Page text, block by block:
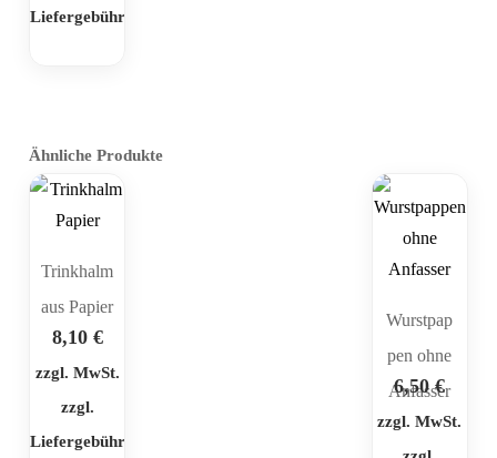
Liefergebühr
Ähnliche Produkte
Trinkhalm
aus Papier
8,10 €
zzgl. MwSt.
zzgl.
Liefergebühr
Wurstpap
pen ohne
Anfasser
6,50€
zzgl. MwSt.